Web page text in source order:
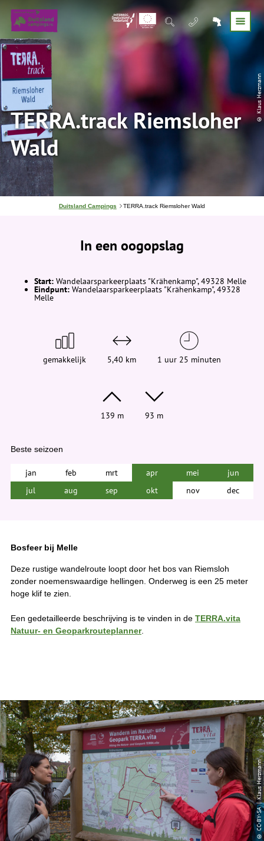
© Klaus Herzmann
TERRA.track Riemsloher
Wald
J
t
e
:
Duitsland Campings TERRA.track Riemsloher Wald
In een oogopslag
Start: Wandelaarsparkeerplaats "Krähenkamp", 49328 Melle
Eindpunt: Wandelaarsparkeerplaats "Krähenkamp", 49328
Melle
gemakkelijk 5,40 km 1 uur 25 minuten
139 m 93 m
Beste seizoen
jan feb mrt apr mei
jun
jul
aug sep okt nov dec
Bosfeer bij Melle
Deze rustige wandelroute loopt door het bos van Riemsloh
zonder noemenswaardige hellingen. Onderweg is een 25 meter
hoge klif te zien.
Een gedetailleerde beschrijving is te vinden in de TERRA.vita
Natuur- en Geoparkrouteplanner.
© CC-BY-SA | Klaus Herzmann